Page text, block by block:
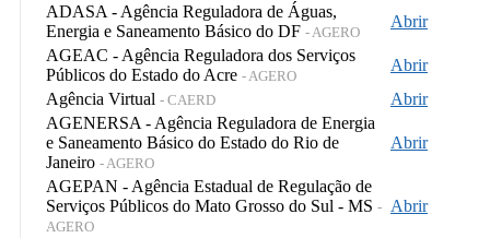
ADASA - Agência Reguladora de Águas,
Energia e Saneamento Básico do DF - AGERO
Abrir
AGEAC - Agência Reguladora dos Serviços
Públicos do Estado do Acre - AGERO
Abrir
Agência Virtual - CAERD
Abrir
AGENERSA - Agência Reguladora de Energia
e Saneamento Básico do Estado do Rio de
Janeiro - AGERO
Abrir
AGEPAN - Agência Estadual de Regulação de
Serviços Públicos do Mato Grosso do Sul - MS -
AGERO
Abrir